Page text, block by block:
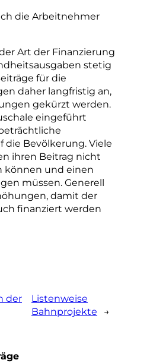
die Arbeitnehmer
Art der Finanzierung
stetig
für die
daher langfristig an,
gekürzt werden.
eingeführt
die Bevölkerung. Viele
ihren Beitrag nicht
können und einen
müssen. Generell
damit der
finanziert werden
der
Listenweise
Bahnprojekte
→